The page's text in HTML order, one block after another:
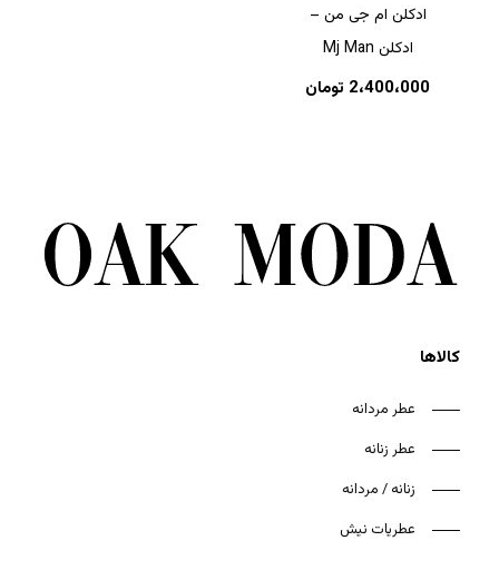
هیچ محصولی در سبد خرید نیست.
ادکلن ام جی من –
ادکلن Mj Man
2،400،000 تومان
کالاها
عطر مردانه
عطر زنانه
زنانه / مردانه
عطریات نیش